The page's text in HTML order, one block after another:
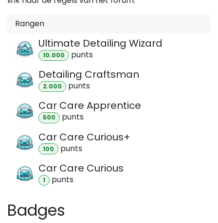
Rangen
Ultimate Detailing Wizard
10.000 punts
Detailing Craftsman
2.000 punts
Car Care Apprentice
500 punts
Car Care Curious+
100 punts
Car Care Curious
1 punts
Badges